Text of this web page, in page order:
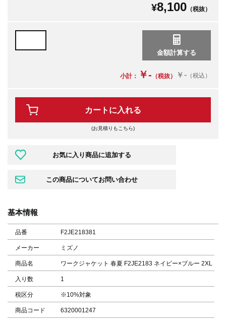
¥8,100 （税抜）
小計： ￥- （税抜） ￥- （税込）
カートに入れる
(お見積りもこちら)
基本情報
品番 F2JE218381
メーカー ミズノ
商品名 ワークジャケット 春夏 F2JE2183 ネイビー×ブルー 2XL
入り数 1
税区分 ※10%対象
商品コード 6320001247